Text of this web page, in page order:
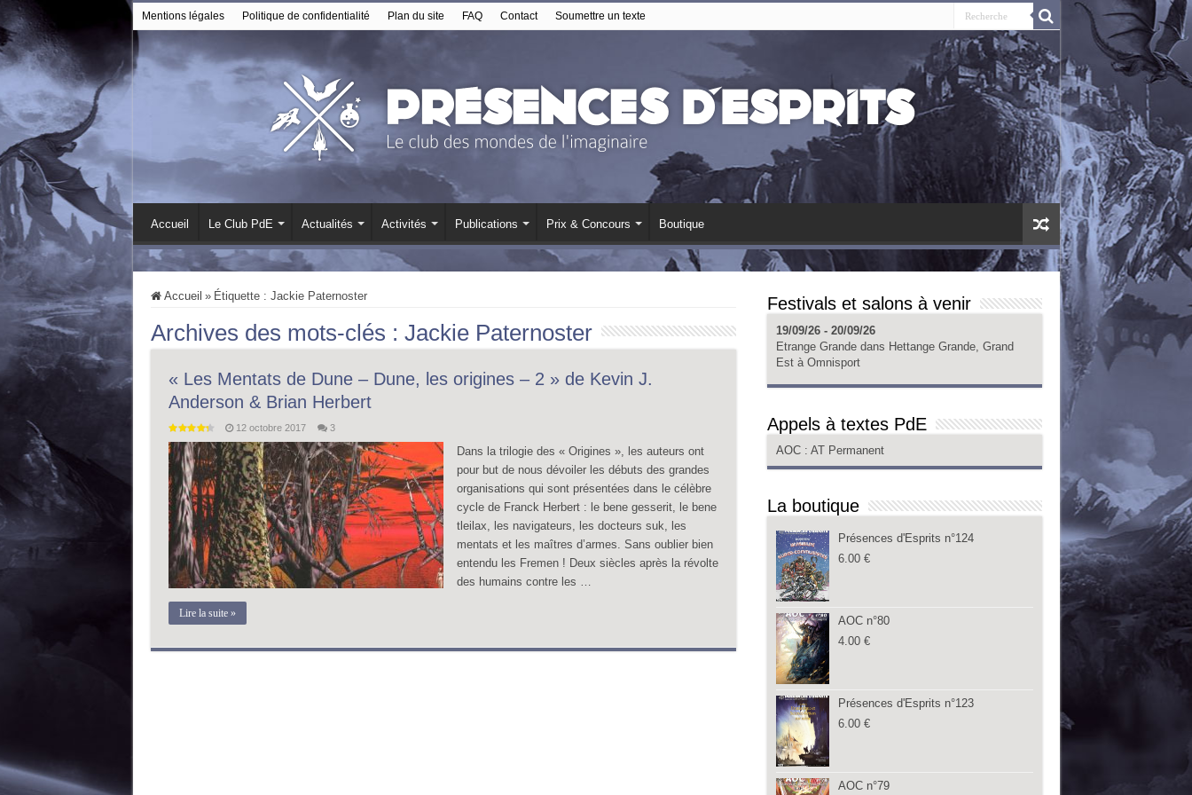
Mentions légales Politique de confidentialité Plan du site FAQ Contact Soumettre un texte
Accueil Le Club PdE Actualités Activités Publications Prix & Concours Boutique
Accueil » Étiquette : Jackie Paternoster
Archives des mots-clés : Jackie Paternoster
« Les Mentats de Dune – Dune, les origines – 2 » de Kevin J.
Anderson & Brian Herbert
12 octobre 2017 3
Dans la trilogie des « Origines », les auteurs ont
pour but de nous dévoiler les débuts des grandes
organisations qui sont présentées dans le célèbre
cycle de Franck Herbert : le bene gesserit, le bene
tleilax, les navigateurs, les docteurs suk, les
mentats et les maîtres d’armes. Sans oublier bien
entendu les Fremen ! Deux siècles après la révolte
des humains contre les …
Lire la suite »
Festivals et salons à venir
19/09/26 - 20/09/26
Etrange Grande dans Hettange Grande, Grand
Est à Omnisport
Appels à textes PdE
AOC : AT Permanent
La boutique
Présences d'Esprits n°124
6.00 €
AOC n°80
4.00 €
Présences d'Esprits n°123
6.00 €
AOC n°79